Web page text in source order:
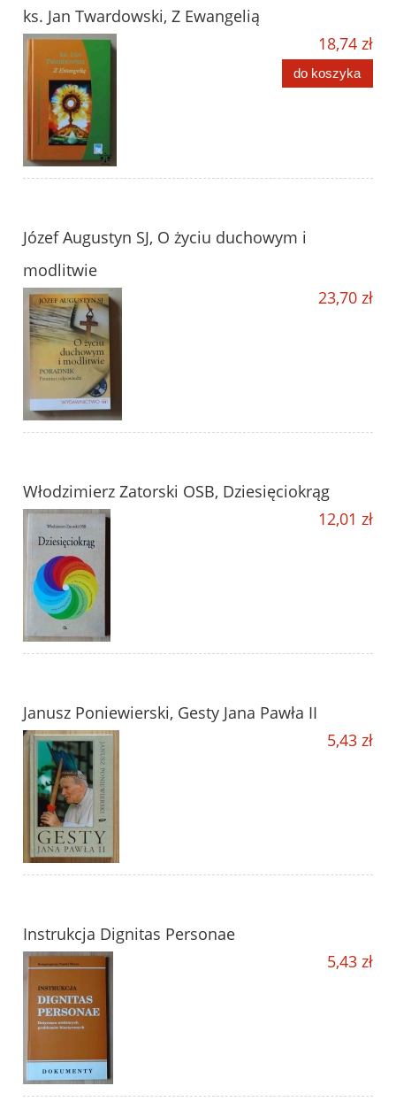
ks. Jan Twardowski, Z Ewangelią
18,74 zł
do koszyka
Józef Augustyn SJ, O życiu duchowym i
modlitwie
23,70 zł
Włodzimierz Zatorski OSB, Dziesięciokrąg
12,01 zł
Janusz Poniewierski, Gesty Jana Pawła II
5,43 zł
Instrukcja Dignitas Personae
5,43 zł